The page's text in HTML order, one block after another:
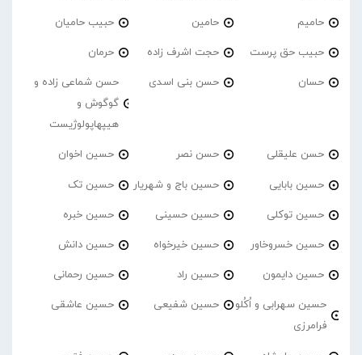
حامیم حامین حبیب حامیان
حبیب حق پرست حجت اشرف زاده حرمان
حسان حسن بنی اسدی
حسن شماعی زاده و
گوگوش و
هیپهاپولوژیست
حسن علیقلی حسن نصر حسین اخوان
حسین بابایی حسین باج و شهریار حسین تک
حسین توکلی حسین حسینی حسین خبره
حسین خسروخاور حسین خیرخواه حسین دانش
حسین دایمون حسین راد حسین رحمانی
حسین سهرابی و اُکُلو
فرامرزی
حسین شفیعی حسین عاشقی